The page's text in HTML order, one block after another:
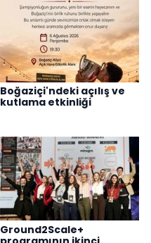
Boğaziçi'ndeki açılış ve
kutlama etkinliği
Ground2Scale+